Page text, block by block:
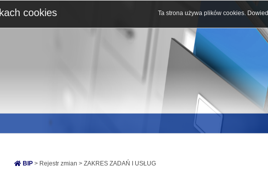
BIP > Rejestr zmian > ZAKRES ZADAŃ I USŁUG
cookies Ta strona używa plików cookies.